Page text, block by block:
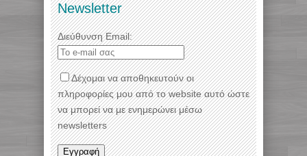
Newsletter
Διεύθυνση Email:
Δέχομαι να αποθηκευτούν οι
πληροφορίες μου από το website αυτό ώστε
να μπορεί να με ενημερώνει μέσω
newsletters